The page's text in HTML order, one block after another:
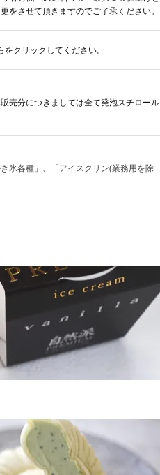
をさせて頂きますのでご了承ください。
クリックしてください。
売分につきましては全て発泡スチロール
氷各種」、「アイスクリン(業務用を除